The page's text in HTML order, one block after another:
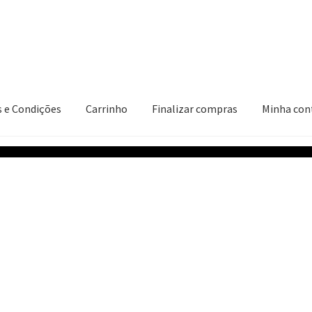
e Condições Carrinho Finalizar compras Minha
CarrinhoFinalizar comprasMinha conta